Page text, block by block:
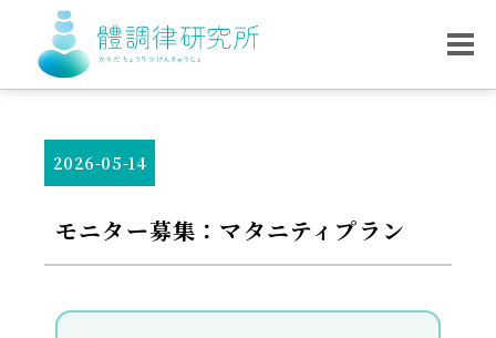
2026-05-14
モニター募集：マタニティプラン